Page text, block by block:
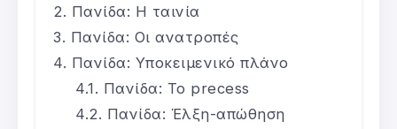
Πανίδα: Η ταινία
Πανίδα: Οι ανατροπές
Πανίδα: Υποκειμενικό πλάνο
Πανίδα: Το precess
Πανίδα: Έλξη-απώθηση